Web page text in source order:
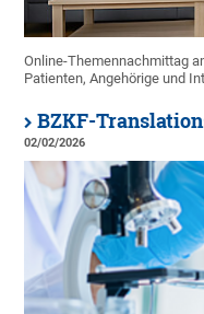
Online-Themennachmittag
Patienten, Angehörige und
BZKF-
02/02/2026